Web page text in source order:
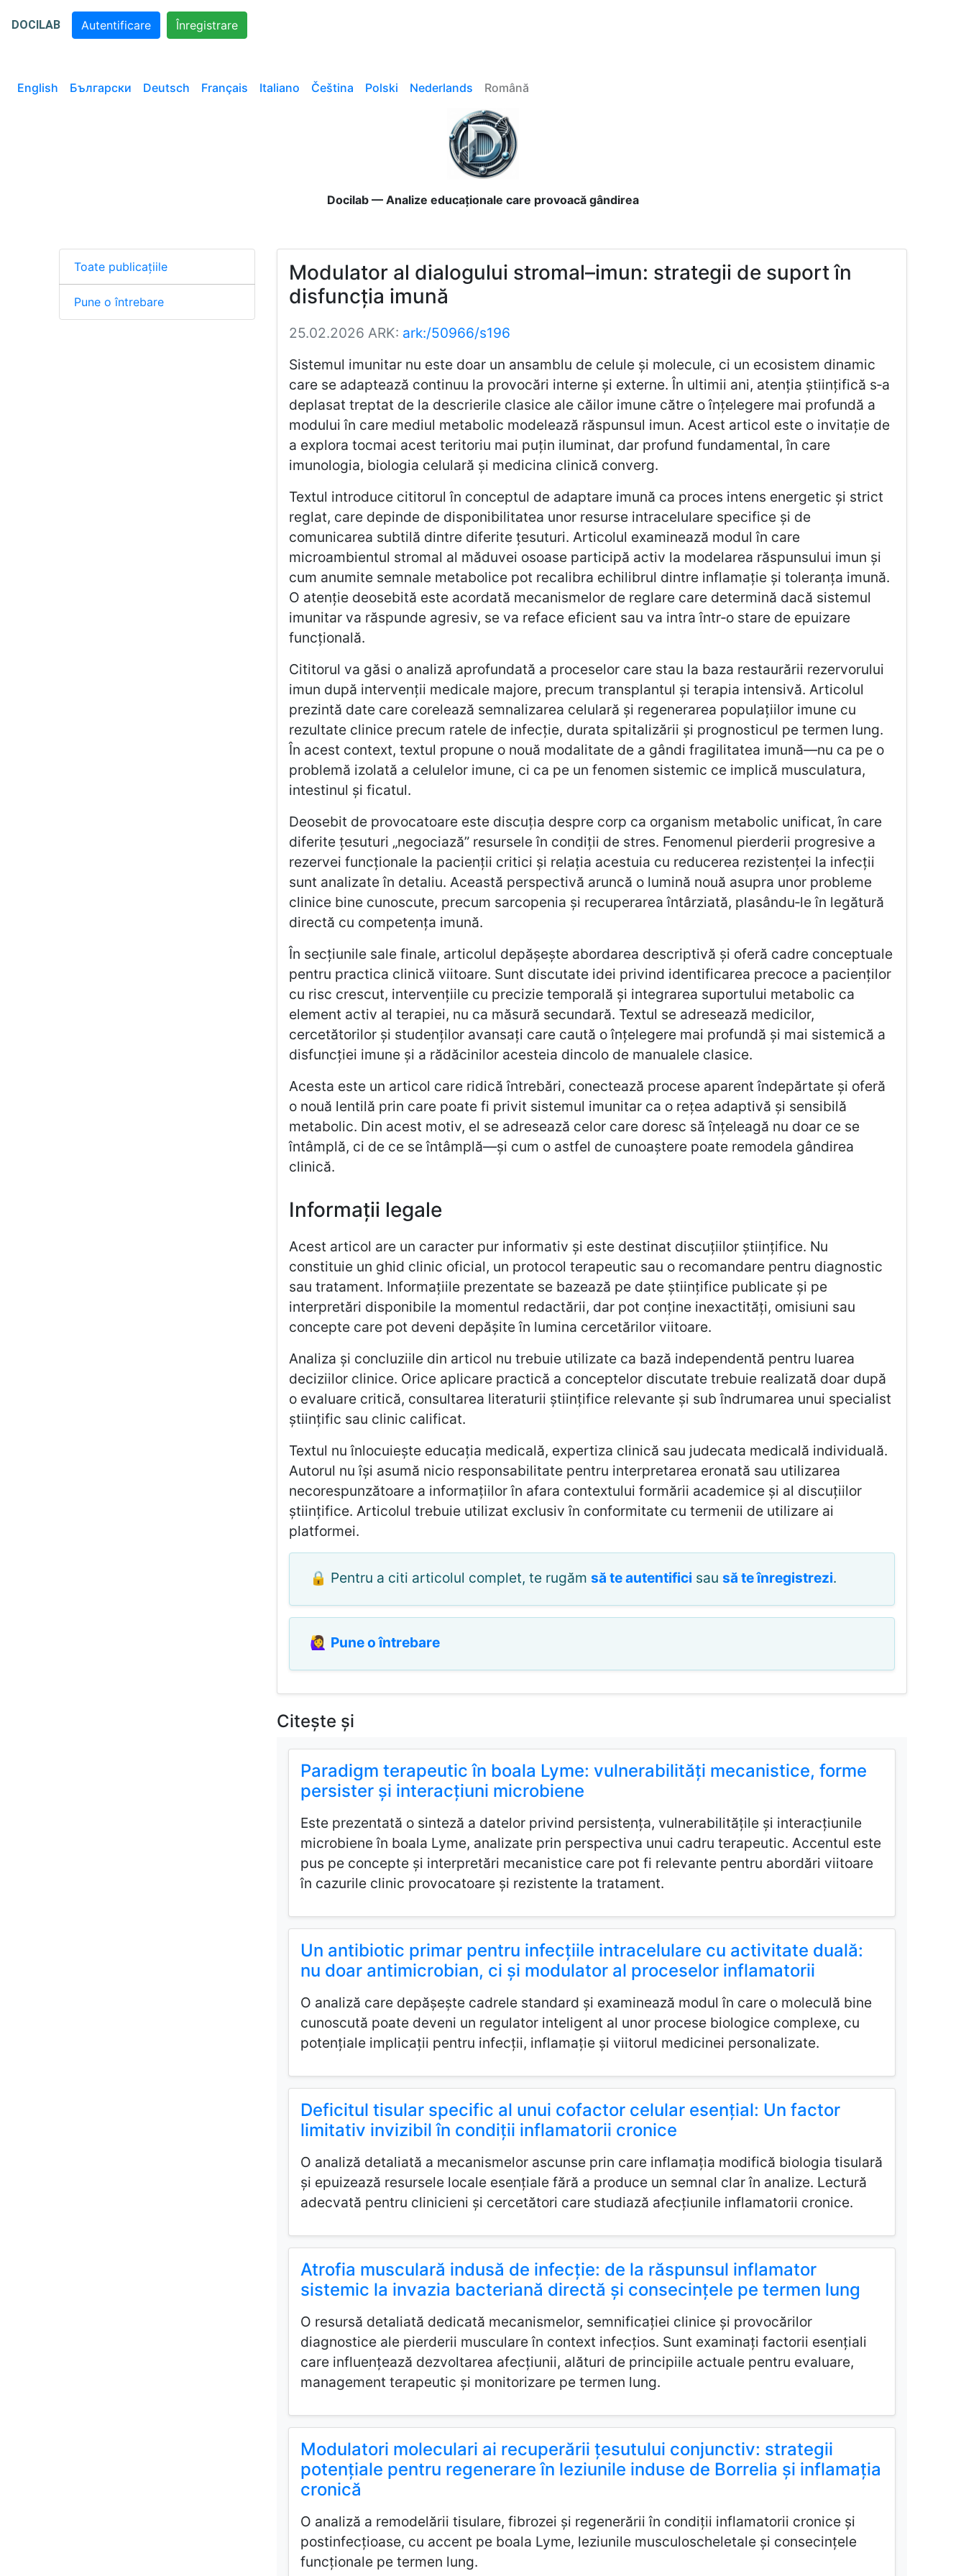
DOCILAB Autentificare Înregistrare
English Български Deutsch Français Italiano Čeština Polski Nederlands Română
Docilab — Analize educaționale care provoacă gândirea
Toate publicațiile
Pune o întrebare
Modulator al dialogului stromal–imun: strategii de suport în
disfuncția imună
25.02.2026 ARK: ark:/50966/s196
Sistemul imunitar nu este doar un ansamblu de celule și molecule, ci un ecosistem dinamic
care se adaptează continuu la provocări interne și externe. În ultimii ani, atenția științifică s‑a
deplasat treptat de la descrierile clasice ale căilor imune către o înțelegere mai profundă a
modului în care mediul metabolic modelează răspunsul imun. Acest articol este o invitație de
a explora tocmai acest teritoriu mai puțin iluminat, dar profund fundamental, în care
imunologia, biologia celulară și medicina clinică converg.
Textul introduce cititorul în conceptul de adaptare imună ca proces intens energetic și strict
reglat, care depinde de disponibilitatea unor resurse intracelulare specifice și de
comunicarea subtilă dintre diferite țesuturi. Articolul examinează modul în care
microambientul stromal al măduvei osoase participă activ la modelarea răspunsului imun și
cum anumite semnale metabolice pot recalibra echilibrul dintre inflamație și toleranța imună.
O atenție deosebită este acordată mecanismelor de reglare care determină dacă sistemul
imunitar va răspunde agresiv, se va reface eficient sau va intra într‑o stare de epuizare
funcțională.
Cititorul va găsi o analiză aprofundată a proceselor care stau la baza restaurării rezervorului
imun după intervenții medicale majore, precum transplantul și terapia intensivă. Articolul
prezintă date care corelează semnalizarea celulară și regenerarea populațiilor imune cu
rezultate clinice precum ratele de infecție, durata spitalizării și prognosticul pe termen lung.
În acest context, textul propune o nouă modalitate de a gândi fragilitatea imună—nu ca pe o
problemă izolată a celulelor imune, ci ca pe un fenomen sistemic ce implică musculatura,
intestinul și ficatul.
Deosebit de provocatoare este discuția despre corp ca organism metabolic unificat, în care
diferite țesuturi „negociază” resursele în condiții de stres. Fenomenul pierderii progresive a
rezervei funcționale la pacienții critici și relația acestuia cu reducerea rezistenței la infecții
sunt analizate în detaliu. Această perspectivă aruncă o lumină nouă asupra unor probleme
clinice bine cunoscute, precum sarcopenia și recuperarea întârziată, plasându‑le în legătură
directă cu competența imună.
În secțiunile sale finale, articolul depășește abordarea descriptivă și oferă cadre conceptuale
pentru practica clinică viitoare. Sunt discutate idei privind identificarea precoce a pacienților
cu risc crescut, intervențiile cu precizie temporală și integrarea suportului metabolic ca
element activ al terapiei, nu ca măsură secundară. Textul se adresează medicilor,
cercetătorilor și studenților avansați care caută o înțelegere mai profundă și mai sistemică a
disfuncției imune și a rădăcinilor acesteia dincolo de manualele clasice.
Acesta este un articol care ridică întrebări, conectează procese aparent îndepărtate și oferă
o nouă lentilă prin care poate fi privit sistemul imunitar ca o rețea adaptivă și sensibilă
metabolic. Din acest motiv, el se adresează celor care doresc să înțeleagă nu doar ce se
întâmplă, ci de ce se întâmplă—și cum o astfel de cunoaștere poate remodela gândirea
clinică.
Informații legale
Acest articol are un caracter pur informativ și este destinat discuțiilor științifice. Nu
constituie un ghid clinic oficial, un protocol terapeutic sau o recomandare pentru diagnostic
sau tratament. Informațiile prezentate se bazează pe date științifice publicate și pe
interpretări disponibile la momentul redactării, dar pot conține inexactități, omisiuni sau
concepte care pot deveni depășite în lumina cercetărilor viitoare.
Analiza și concluziile din articol nu trebuie utilizate ca bază independentă pentru luarea
deciziilor clinice. Orice aplicare practică a conceptelor discutate trebuie realizată doar după
o evaluare critică, consultarea literaturii științifice relevante și sub îndrumarea unui specialist
științific sau clinic calificat.
Textul nu înlocuiește educația medicală, expertiza clinică sau judecata medicală individuală.
Autorul nu își asumă nicio responsabilitate pentru interpretarea eronată sau utilizarea
necorespunzătoare a informațiilor în afara contextului formării academice și al discuțiilor
științifice. Articolul trebuie utilizat exclusiv în conformitate cu termenii de utilizare ai
platformei.
🔒 Pentru a citi articolul complet, te rugăm să te autentifici sau să te înregistrezi.
🙋‍♀️ Pune o întrebare
Citește și
Paradigm terapeutic în boala Lyme: vulnerabilități mecanistice, forme
persister și interacțiuni microbiene
Este prezentată o sinteză a datelor privind persistența, vulnerabilitățile și interacțiunile
microbiene în boala Lyme, analizate prin perspectiva unui cadru terapeutic. Accentul este
pus pe concepte și interpretări mecanistice care pot fi relevante pentru abordări viitoare
în cazurile clinic provocatoare și rezistente la tratament.
Un antibiotic primar pentru infecțiile intracelulare cu activitate duală:
nu doar antimicrobian, ci și modulator al proceselor inflamatorii
O analiză care depășește cadrele standard și examinează modul în care o moleculă bine
cunoscută poate deveni un regulator inteligent al unor procese biologice complexe, cu
potențiale implicații pentru infecții, inflamație și viitorul medicinei personalizate.
Deficitul tisular specific al unui cofactor celular esențial: Un factor
limitativ invizibil în condiții inflamatorii cronice
O analiză detaliată a mecanismelor ascunse prin care inflamația modifică biologia tisulară
și epuizează resursele locale esențiale fără a produce un semnal clar în analize. Lectură
adecvată pentru clinicieni și cercetători care studiază afecțiunile inflamatorii cronice.
Atrofia musculară indusă de infecție: de la răspunsul inflamator
sistemic la invazia bacteriană directă și consecințele pe termen lung
O resursă detaliată dedicată mecanismelor, semnificației clinice și provocărilor
diagnostice ale pierderii musculare în context infecțios. Sunt examinați factorii esențiali
care influențează dezvoltarea afecțiunii, alături de principiile actuale pentru evaluare,
management terapeutic și monitorizare pe termen lung.
Modulatori moleculari ai recuperării țesutului conjunctiv: strategii
potențiale pentru regenerare în leziunile induse de Borrelia și inflamația
cronică
O analiză a remodelării tisulare, fibrozei și regenerării în condiții inflamatorii cronice și
postinfecțioase, cu accent pe boala Lyme, leziunile musculoscheletale și consecințele
funcționale pe termen lung.